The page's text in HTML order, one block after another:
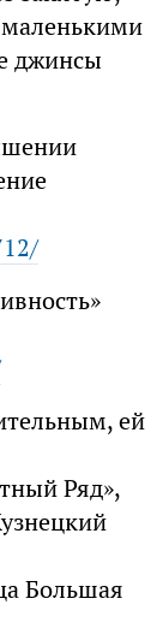
джинсы
ей
Ряд»,
Большая